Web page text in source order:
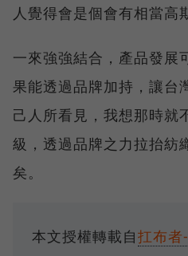
人覺得會是個會有相當高
一來強強結合，產品發展
果能透過品牌加持，讓台
己人所看見，我想那時就
級，透過品牌之力拉抬紡
矣。
本文授權轉載自扛布者